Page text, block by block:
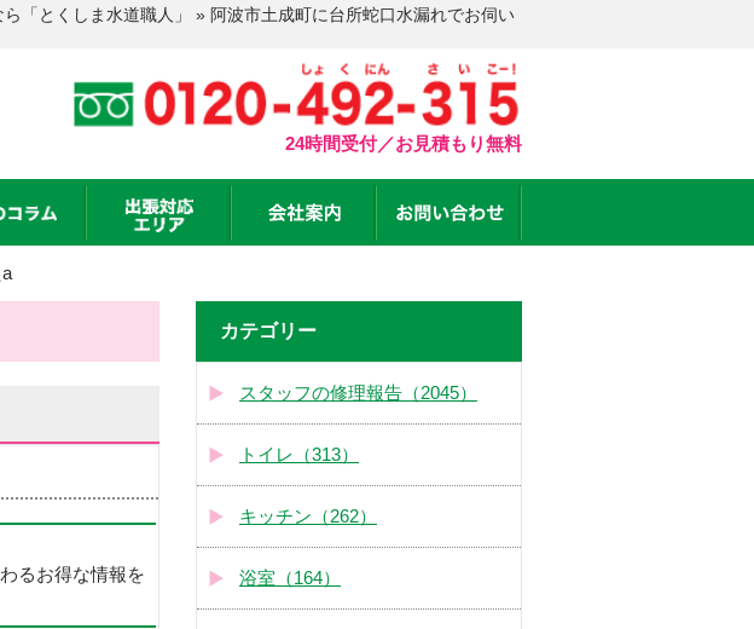
「とくしま水道職人」 » 阿波市土成町に台所蛇口水漏れでお伺い
24時間受付／お見積もり無料
るお得な情報を
カテゴリー
スタッフの修理報告（2045）
トイレ（313）
キッチン（262）
浴室（164）